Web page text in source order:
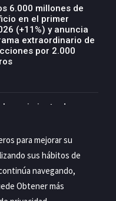
6.000 millones de
en el primer
(+11%) y anuncia
extraordinario de
por 2.000
crecimiento de su
presente en siete
para mejorar su
sus hábitos de
navegando,
Obtener más